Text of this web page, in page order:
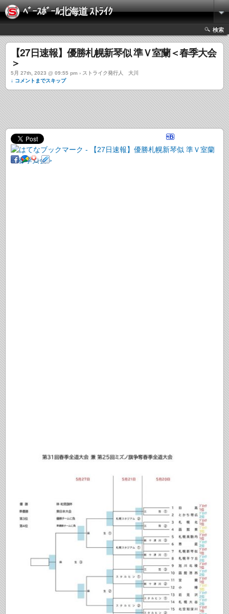
ﾍﾞｰｽﾎﾞｰﾙ北海道 ｽﾄﾗｲｸ
検索
【27日速報】優勝札幌新琴似 準Ｖ室蘭＜春季大会
＞
5月 27th, 2023 @ 09:55 pm › ストライク発行人 大川
↓ コメントまでスキップ